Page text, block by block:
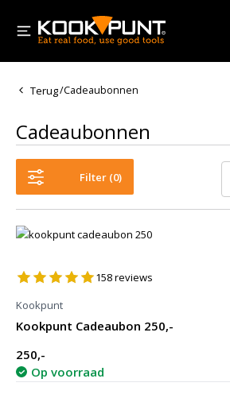
Terug/Cadeaubonnen
Cadeaubonnen
Filter (0)
158reviews
Kookpunt
Kookpunt Cadeaubon 250,-
250,-
Op voorraad